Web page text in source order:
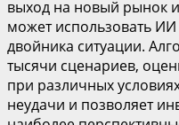
выход на новый рынок
может использовать
двойника ситуации.
тысячи сценариев,
при различных
неудачи и позволяет